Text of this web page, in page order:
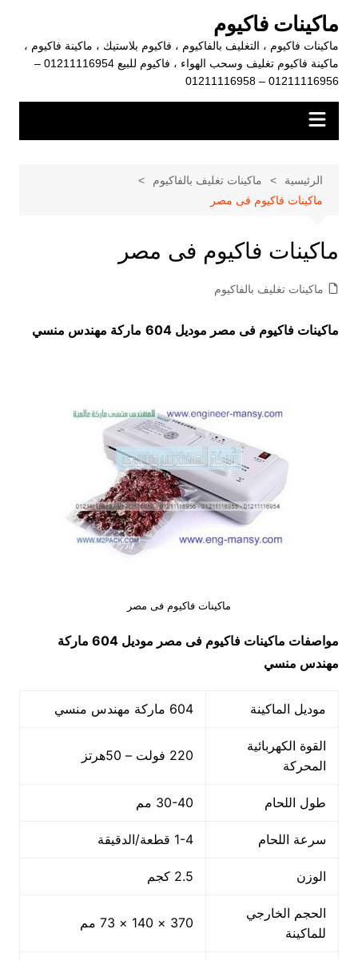
المحتوى
ماكينات فاكيوم
ماكينات فاكيوم ، التغليف بالفاكيوم ، فاكيوم بلاستيك ، ماكينة فاكيوم ،
ماكينة فاكيوم تغليف وسحب الهواء ، فاكيوم للبيع 01211116954 –
01211116956 – 01211116958
الرئيسية
ماكينات تغليف بالفاكيوم
ماكينات فاكيوم فى مصر
ماكينات فاكيوم فى مصر
ماكينات تغليف بالفاكيوم
ماكينات فاكيوم فى مصر موديل 604 ماركة مهندس منسي
ماكينات فاكيوم فى مصر
مواصفات ماكينات فاكيوم فى مصر موديل 604
ماركة
مهندس منسي
موديل الماكينة 604 ماركة مهندس منسي
القوة الكهربائية
المحركة
220 فولت – 50هرتز
طول اللحام 30-40 مم
سرعة اللحام 1-4 قطعة/الدقيقة
الوزن 2.5 كجم
الحجم الخارجي
للماكينة
370 × 140 × 73 مم